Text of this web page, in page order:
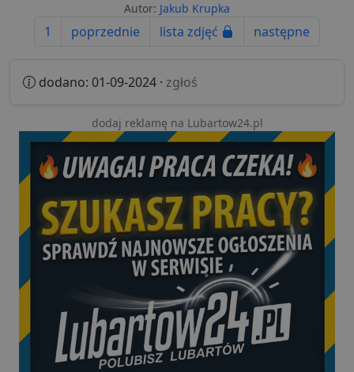
Autor: Jakub Krupka
1 poprzednie lista zdjęć następne
dodano: 01-09-2024 · zgłoś
dodaj reklamę na Lubartow24.pl